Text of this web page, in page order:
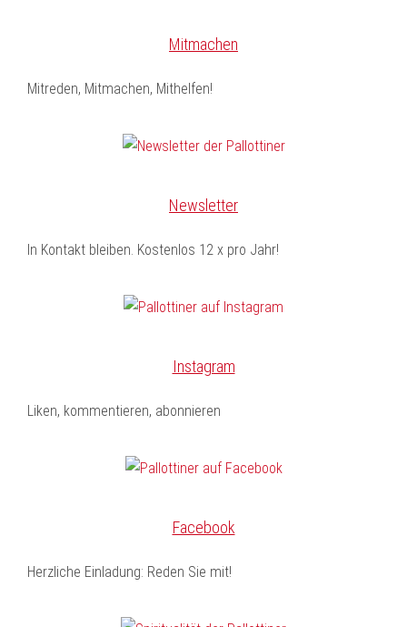
Mitmachen
Mitreden, Mitmachen, Mithelfen!
Newsletter
In Kontakt bleiben. Kostenlos 12 x pro Jahr!
Instagram
Liken, kommentieren, abonnieren
Facebook
Herzliche Einladung: Reden Sie mit!